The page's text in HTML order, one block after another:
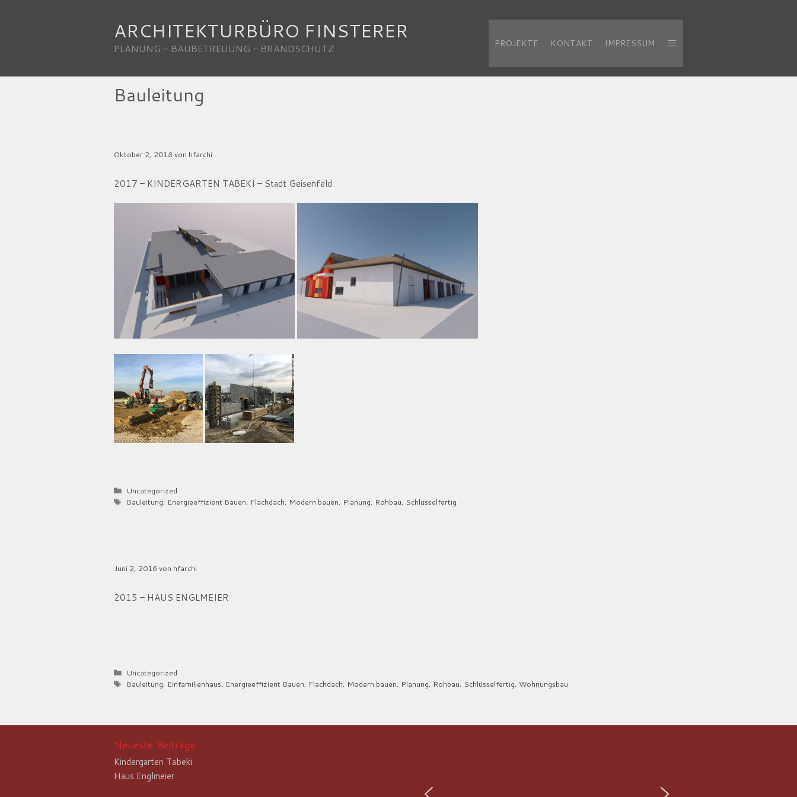
ARCHITEKTURBÜRO FINSTERER
PLANUNG – BAUBETREUUNG – BRANDSCHUTZ PROJEKTE KONTAKT IMPRESSUM
Bauleitung
Oktober 2, 2018 von hfarchi
2017 – KINDERGARTEN TABEKI – Stadt Geisenfeld
Kategorien
Uncategorized
Schlagwörter
Bauleitung, Energieeffizient Bauen, Flachdach, Modern bauen, Planung, Rohbau, Schlüsselfertig
Juni 2, 2016 von hfarchi
2015 – HAUS ENGLMEIER
Kategorien
Uncategorized
Schlagwörter
Bauleitung, Einfamilienhaus, Energieeffizient Bauen, Flachdach, Modern bauen, Planung, Rohbau, Schlüsselfertig, Wohnungsbau
Neueste Beiträge
Kindergarten Tabeki
Haus Englmeier